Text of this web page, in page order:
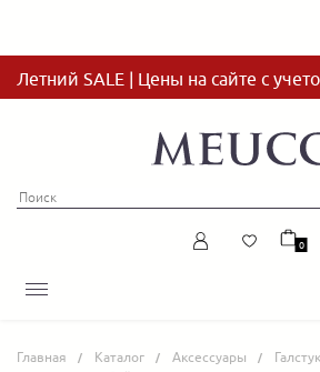
Летний SALE | Цены на сайте с
0
Главная Каталог Аксессуары